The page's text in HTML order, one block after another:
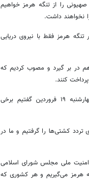
را از تنگه هرمز خواهیم
نخواهند داشت.
هرمز فقط با نیروی دریایی
را هم در بر گیرد و مصوب کردیم که
کنند.
نایب رئیس کمیسیون امنیت ملی و سیاست خارجی مجلس اظهار کرد: صبح چهارشنبه ۱۹ فروردین گفتیم برخی
تردد کشتی‌ها را گرفتیم و ما در
ملی مجلس شورای اسلامی
هرمز می‌گیریم و هر کشوری که
داشت.